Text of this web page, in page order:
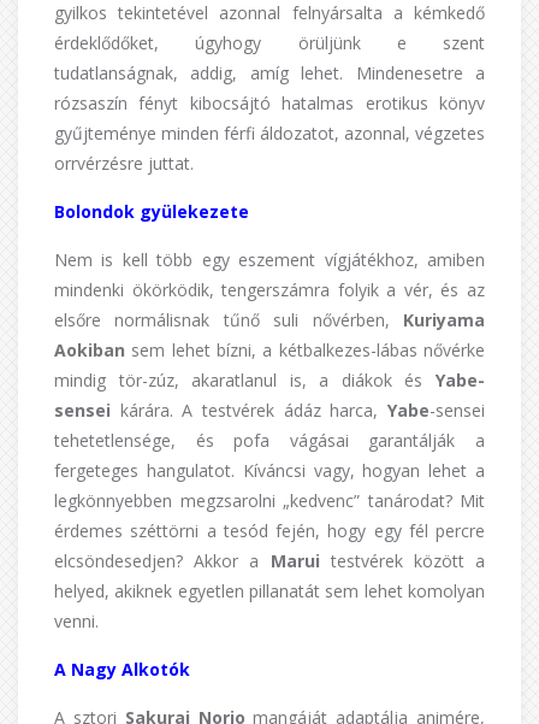
gyilkos tekintetével azonnal felnyársalta a kémkedő
érdeklődőket, úgyhogy örüljünk e szent
tudatlanságnak, addig, amíg lehet. Mindenesetre a
rózsaszín fényt kibocsájtó hatalmas erotikus könyv
gyűjteménye minden férfi áldozatot, azonnal, végzetes
orrvérzésre juttat.
Bolondok gyülekezete
Nem is kell több egy eszement vígjátékhoz, amiben
mindenki ökörködik, tengerszámra folyik a vér, és az
elsőre normálisnak tűnő suli nővérben, Kuriyama
Aokiban sem lehet bízni, a kétbalkezes-lábas nővérke
mindig tör-zúz, akaratlanul is, a diákok és Yabe-
sensei kárára. A testvérek ádáz harca, Yabe-sensei
tehetetlensége, és pofa vágásai garantálják a
fergeteges hangulatot. Kíváncsi vagy, hogyan lehet a
legkönnyebben megzsarolni „kedvenc” tanárodat? Mit
érdemes széttörni a tesód fején, hogy egy fél percre
elcsöndesedjen? Akkor a Marui testvérek között a
helyed, akiknek egyetlen pillanatát sem lehet komolyan
venni.
A Nagy Alkotók
A sztori Sakurai Norio mangáját adaptálja animére,